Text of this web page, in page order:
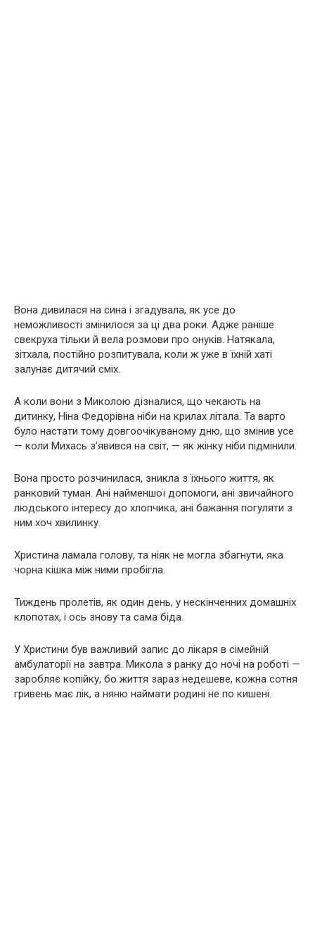
Вона дивилася на сина і згадувала, як усе до
неможливості змінилося за ці два роки. Адже раніше
свекруха тільки й вела розмови про онуків. Натякала,
зітхала, постійно розпитувала, коли ж уже в їхній хаті
залунає дитячий сміх.
А коли вони з Миколою дізналися, що чекають на
дитинку, Ніна Федорівна ніби на крилах літала. Та варто
було настати тому довгоочікуваному дню, що змінив усе
— коли Михась з’явився на світ, — як жінку ніби підмінили.
Вона просто розчинилася, зникла з їхнього життя, як
ранковий туман. Ані найменшої допомоги, ані звичайного
людського інтересу до хлопчика, ані бажання погуляти з
ним хоч хвилинку.
Христина ламала голову, та ніяк не могла збагнути, яка
чорна кішка між ними пробігла.
Тиждень пролетів, як один день, у нескінченних домашніх
клопотах, і ось знову та сама біда.
У Христини був важливий запис до лікаря в сімейній
амбулаторії на завтра. Микола з ранку до ночі на роботі —
заробляє копійку, бо життя зараз недешеве, кожна сотня
гривень має лік, а няню наймати родині не по кишені.